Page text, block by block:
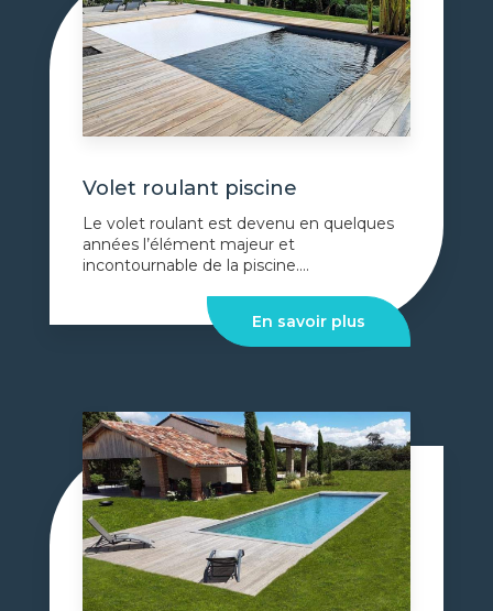
Volet roulant piscine
Le volet roulant est devenu en quelques
années l’élément majeur et
incontournable de la piscine....
En savoir plus